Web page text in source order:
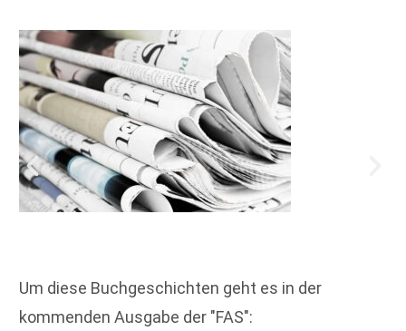
Um diese Buchgeschichten geht es in der
kommenden Ausgabe der "FAS":